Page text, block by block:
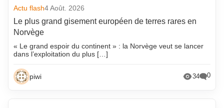
Actu flash4 Août. 2026
Le plus grand gisement européen de terres rares en
Norvège
« Le grand espoir du continent » : la Norvège veut se lancer
dans l’exploitation du plus […]
piwi 34 0